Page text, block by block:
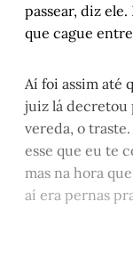
Pensa
Diário
Nas
passear, diz
que cague
Aí foi assim até
juiz lá decretou
vereda, o
esse que eu te
mas na hora
aí era pernas